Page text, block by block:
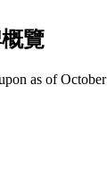
覽
as of